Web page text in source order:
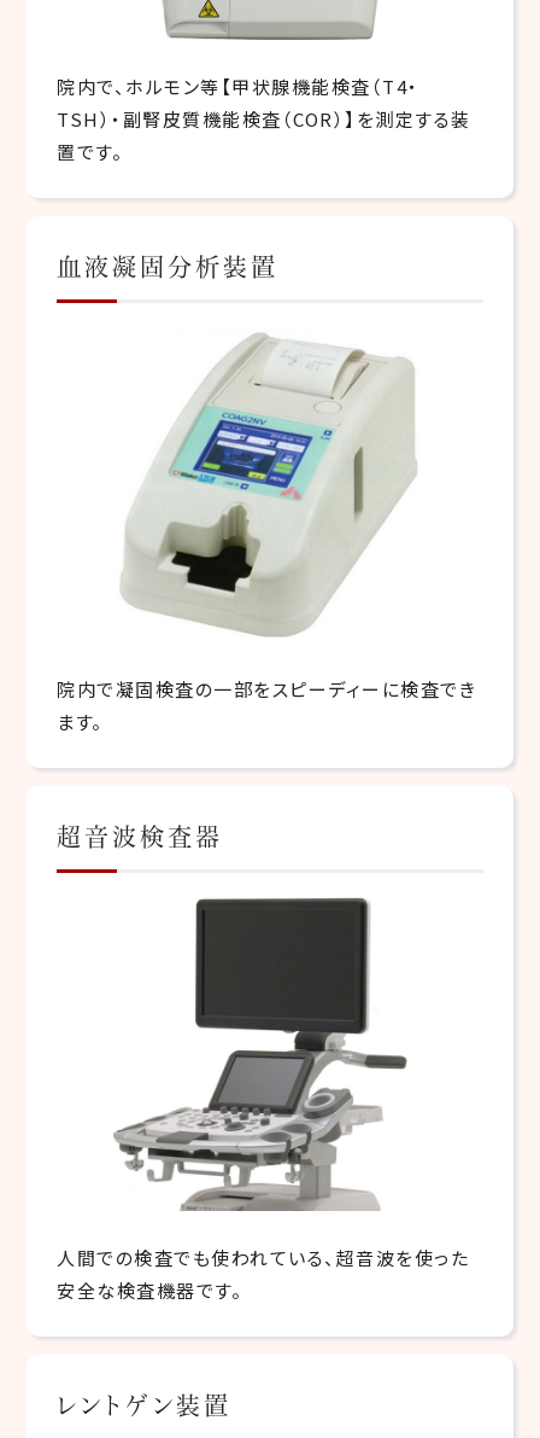
院内で、ホルモン等【甲状腺機能検査（T4・
TSH）・副腎皮質機能検査（COR）】を測定する装
置です。
血液凝固分析装置
院内で凝固検査の一部をスピーディーに検査でき
ます。
超音波検査器
人間での検査でも使われている、超音波を使った
安全な検査機器です。
レントゲン装置